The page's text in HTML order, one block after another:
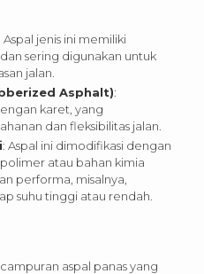
Aspal jenis ini memiliki
sering digunakan untuk
jalan.
Asphalt):
karet, yang
dan fleksibilitas jalan.
: Aspal ini dimodifikasi dengan
atau bahan kimia
performa, misalnya,
suhu tinggi atau rendah.
aspal panas yang